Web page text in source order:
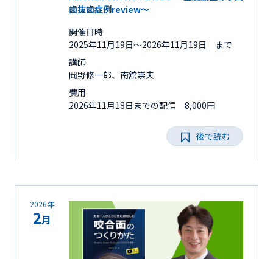
歯抜歯症例review～
開催日時
2025年11月19日〜2026年11月19日 まで
講師
岡野修一郎、南舘崇夫
費用
2026年11月18日までの配信 8,000円
後で読む
2026年
2月